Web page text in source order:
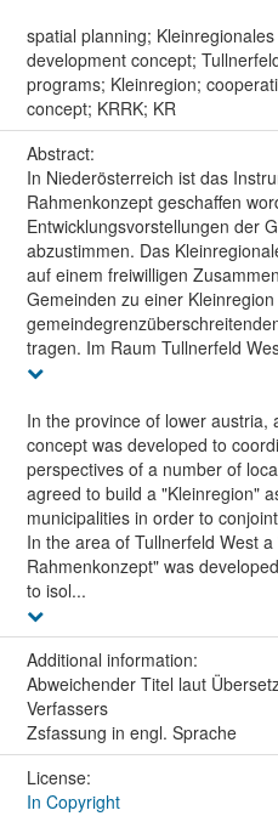
spatial planning;
development concept;
programs; Kleinregion;
concept; KRRK; KR
Abstract:
In Niederösterreich ist das
Rahmenkonzept geschaffen
Entwicklungsvorstellungen der
abzustimmen. Das
auf einem freiwilligen
Gemeinden zu einer
tragen. Im Raum Tullnerfeld
In the province of lower austria,
concept was developed to
perspectives of a number of
agreed to build a "Kleinregion"
municipalities in order to
In the area of Tullnerfeld West
Rahmenkonzept" was
to isol...
Additional information:
Abweichender Titel laut
Verfassers
Zsfassung in engl. Sprache
License:
In Copyright